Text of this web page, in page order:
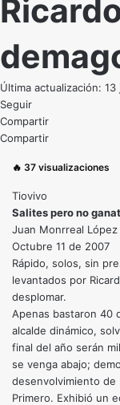
Última actualización:
Seguir
Compartir
Compartir
🔥 37 visualizaciones
Tiovivo
Salites pero no
Juan Monrreal López
Octubre 11 de 2007
Rápido, solos, sin
levantados por
desplomar.
Apenas bastaron 40
alcalde dinámico,
final del año serán
se venga abajo;
desenvolvimiento de
Primero. Exhibió un